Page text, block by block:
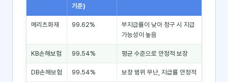
기준)
메리츠화재 99.62%
부지급률이 낮아 청구 시 지급
가능성이 높음
KB손해보험 99.54% 평균 수준으로 안정적 보장
DB손해보험 99.54% 보장 범위 무난, 지급률 안정적